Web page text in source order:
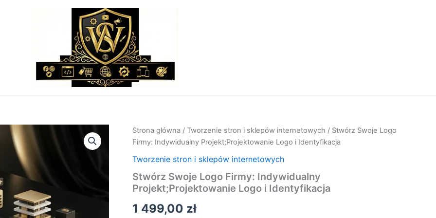
Strona główna / Tworzenie stron i sklepów internetowych / Stwórz Swoje Logo
Firmy: Indywidualny Projekt;Projektowanie Logo i Identyfikacja
Tworzenie stron i sklepów internetowych
Stwórz Swoje Logo Firmy: Indywidualny
Projekt;Projektowanie Logo i Identyfikacja
1 499,00 zł
ilość
Stwórz
Swoje
Logo
Indywidualny
Projekt;Projektowanie
i
Identyfikacja